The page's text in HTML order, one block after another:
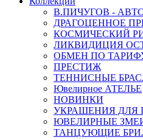
В.ПИЧУГОВ -
ДРАГОЦЕННОЕ
КОСМИЧЕСКИЙ
ЛИКВИДИЦИЯ
ОБМЕН ПО ТАРИФУ
ПРЕСТИЖ
ТЕННИСНЫЕ
Ювелирное АТЕЛЬЕ
НОВИНКИ
УКРАШЕНИЯ ДЛЯ
ЮВЕЛИРНЫЕ
ТАНЦУЮЩИЕ